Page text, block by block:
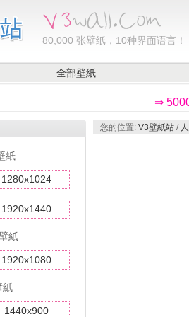
80,000 张壁纸，10种界面语言！
全部壁紙
⇒
紙
1280x1024
1920x1440
紙
1920x1080
紙
1440x900
您的位置: V3壁紙站 /